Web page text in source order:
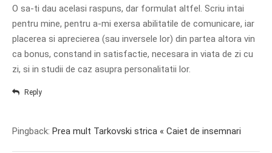
O sa-ti dau acelasi raspuns, dar formulat altfel. Scriu intai
pentru mine, pentru a-mi exersa abilitatile de comunicare, iar
placerea si aprecierea (sau inversele lor) din partea altora vin
ca bonus, constand in satisfactie, necesara in viata de zi cu
zi, si in studii de caz asupra personalitatii lor.
Reply
Pingback: Prea mult Tarkovski strica « Caiet de insemnari